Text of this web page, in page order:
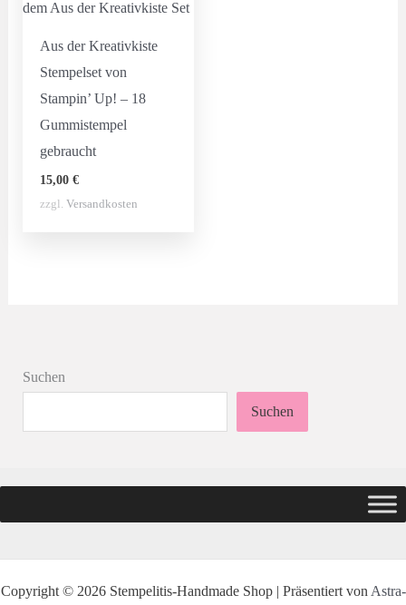
Aus der Kreativkiste
Stempelset von
Stampin’ Up! – 18
Gummistempel
gebraucht
15,00 €
zzgl. Versandkosten
Suchen
Suchen
Copyright © 2026 Stempelitis-Handmade Shop | Präsentiert von Astra-